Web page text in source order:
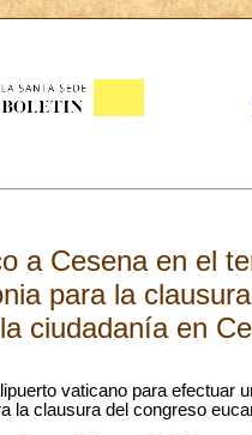
a Cesena en el
para la
ciudadanía en
vaticano para efectuar
la clausura del congreso